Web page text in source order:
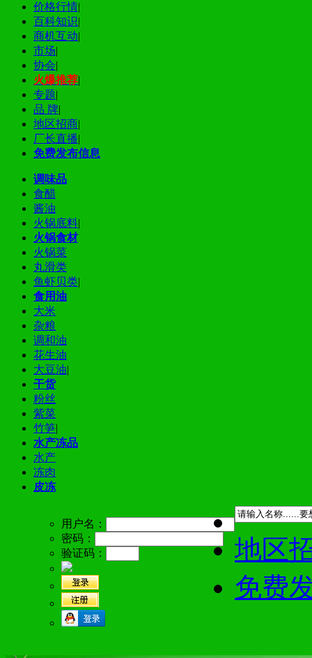
价格行情|
百科知识|
商机互动|
市场|
协会|
火爆推荐|
专题|
品 牌|
地区招商|
厂长直播|
免费发布信息
调味品
食醋
酱油
火锅底料|
火锅食材
火锅菜
丸滑类
鱼虾贝类|
食用油
大米
杂粮
调和油
花生油
大豆油|
干货
粉丝
紫菜
竹笋|
水产冻品
水产
冻肉
皮冻
用户名：
密码：
验证码：
地区
免费